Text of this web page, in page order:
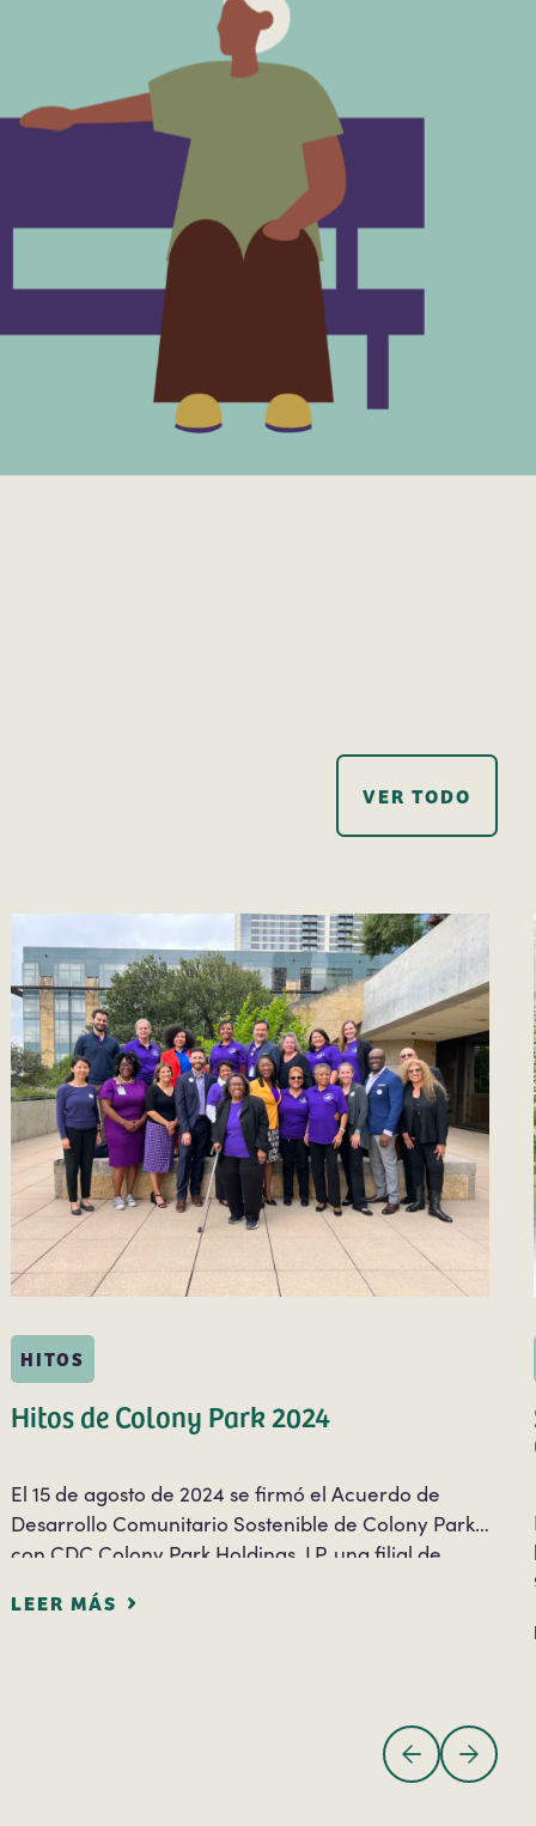
VER TODO
HITOS
Hitos de Colony Park 2024
El 15 de agosto de 2024 se firmó el Acuerdo de
Desarrollo Comunitario Sostenible de Colony Park
con CDC Colony Park Holdings, LP, una filial de
acuerdo allana el camino para…
LEER MÁS